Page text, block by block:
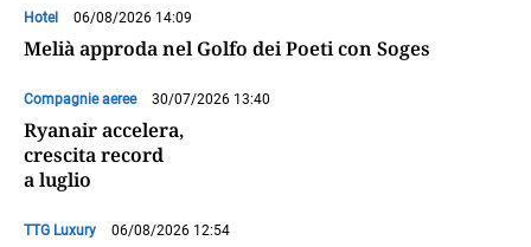
Hotel 06/08/2026 14:09
Melià approda nel Golfo dei Poeti con Soges
Compagnie aeree 30/07/2026 13:40
Ryanair accelera,
crescita record
a luglio
TTG Luxury 06/08/2026 12:54